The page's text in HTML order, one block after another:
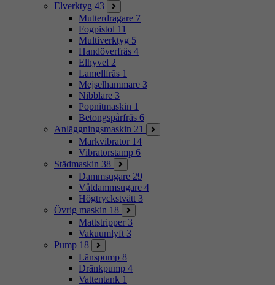
Elverktyg 43
Mutterdragare 7
Fogpistol 11
Multiverktyg 5
Handöverfräs 4
Elhyvel 2
Lamellfräs 1
Mejselhammare 3
Nibblare 3
Popnitmaskin 1
Betongspårfräs 6
Anläggningsmaskin 21
Markvibrator 14
Vibratorstamp 6
Städmaskin 38
Dammsugare 29
Våtdammsugare 4
Högtryckstvätt 3
Övrig maskin 18
Mattstripper 3
Vakuumlyft 3
Pump 18
Länspump 8
Dränkpump 4
Vattentank 1